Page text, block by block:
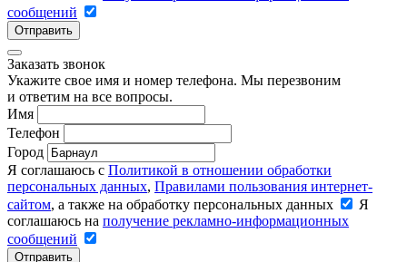
сообщений
Отправить
Заказать звонок
Укажите свое имя и номер телефона. Мы перезвоним
и ответим на все вопросы.
Имя
Телефон
Город
Я соглашаюсь с Политикой в отношении обработки
персональных данных, Правилами пользования интернет-
сайтом, а также на обработку персональных данных
Я
соглашаюсь на получение рекламно-информационных
сообщений
Отправить